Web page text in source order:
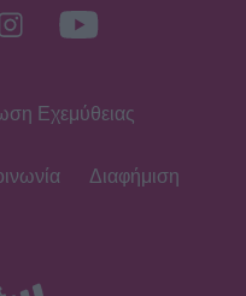
Εχεμύθειας
Διαφήμιση